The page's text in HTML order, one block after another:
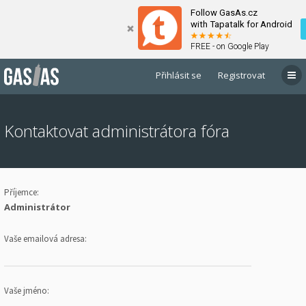
Follow GasAs.cz
with Tapatalk for Android
FREE - on Google Play
Přihlásit se Registrovat
Kontaktovat administrátora fóra
Příjemce:
Administrátor
Vaše emailová adresa:
Vaše jméno: